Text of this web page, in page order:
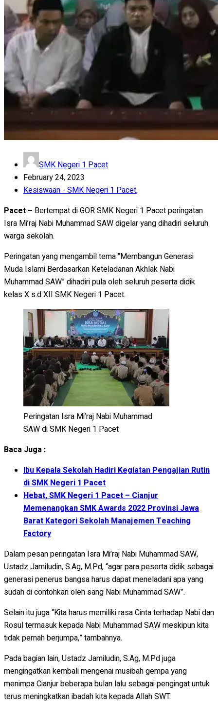
SMK Negeri 1 Pacet
February 24, 2023
Kesiswaan - SMK Negeri 1 Pacet,
Pacet – Bertempat di GOR SMK Negeri 1 Pacet peringatan
Isra Mi’raj Nabi Muhammad SAW digelar yang dihadiri seluruh
warga sekolah.
Peringatan yang mengambil tema “Membangun Generasi
Muda Islami Berdasarkan Keteladanan Akhlak Nabi
Muhammad SAW” dihadiri pula oleh seluruh peserta didik
kelas X s.d XII SMK Negeri 1 Pacet.
Peringatan Isra Mi’raj Nabi Muhammad
SAW di SMK Negeri 1 Pacet
Baca Juga :
Ibu Kepala Sekolah Hadiri Kegiatan Pengajian Rutin
di SMK Negeri 1 Pacet
Hebat, SMK Negeri 1 Pacet – Cianjur
Memenangkan SMK Awards 2022 Provinsi Jawa
Barat Kategori Sekolah Manajemen Teaching
Factory
Dalam pesan peringatan Isra Mi’raj Nabi Muhammad SAW,
Ustadz Jamiludin, S.Ag, M.Pd, “agar para peserta didik sebagai
generasi penerus bangsa harus dapat meneladani apa yang
sudah di contohkan oleh sang Nabi Muhammad SAW”.
Selain itu juga “Kita harus memiliki rasa Cinta terhadap Nabi dan
Rosul termasuk kepada Nabi Muhammad SAW meskipun kita
tidak pernah berjumpa,” tambahnya.
Pada bagian lain, Ustadz Jamiludin, S.Ag, M.Pd juga
mengingatkan kembali mengenai musibah gempa yang
menimpa Cianjur beberapa bulan lalu sebagai pengingat untuk
terus meningkatkan ibadah kita kepada Allah SWT.